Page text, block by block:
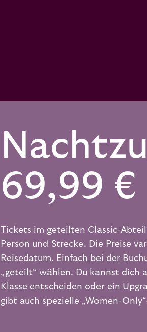
69,99 €
Tickets im geteilten Classic-
Person und Strecke. Die Preise
Reisedatum. Einfach bei der
„geteilt“ wählen. Du kannst dich
Klasse entscheiden oder ein
gibt auch spezielle „Women-